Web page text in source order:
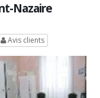
Nazaire
Avis clients